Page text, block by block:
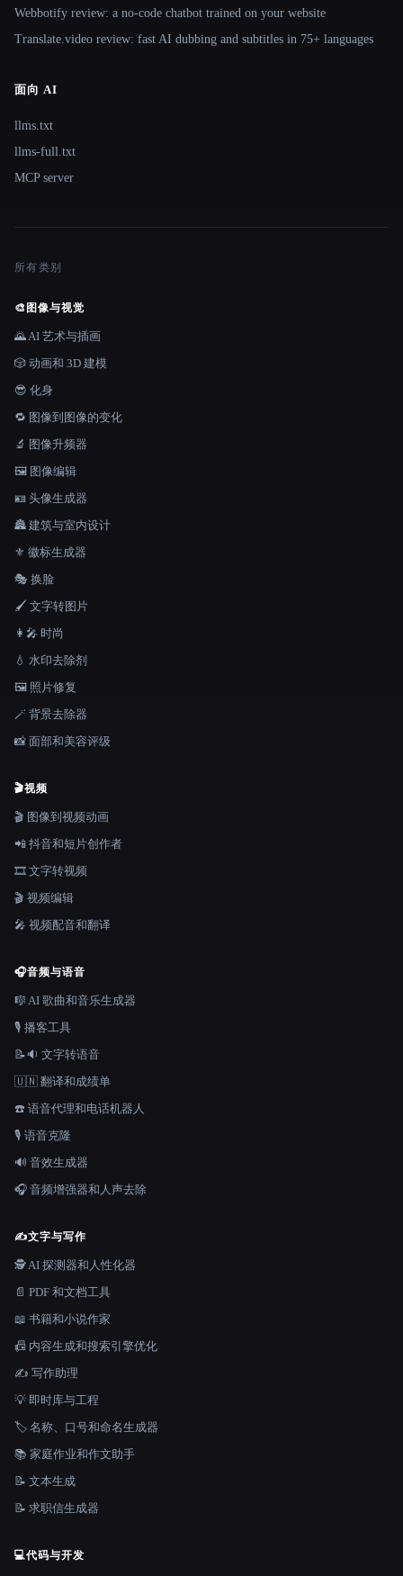
Webbotify review: a no-code chatbot trained on your website
Translate.video review: fast AI dubbing and subtitles in 75+ languages
面向 AI
llms.txt
llms-full.txt
MCP server
所有类别
🎨 图像与视觉
🌄 AI 艺术与插画
🎲 动画和 3D 建模
😎 化身
🔁 图像到图像的变化
🔬 图像升频器
🖼️ 图像编辑
🪪 头像生成器
🏯 建筑与室内设计
⚜️ 徽标生成器
🎭 换脸
🖌️ 文字转图片
👩‍🎤 时尚
💧 水印去除剂
🖼️ 照片修复
🪄 背景去除器
📸 面部和美容评级
🎬视频
🎬 图像到视频动画
📲 抖音和短片创作者
🎞️ 文字转视频
🎬 视频编辑
🎤 视频配音和翻译
🎧音频与语音
🎼 AI 歌曲和音乐生成器
🎙️ 播客工具
📝🔉 文字转语音
🇺🇳 翻译和成绩单
☎️ 语音代理和电话机器人
🎙️ 语音克隆
🔊 音效生成器
🎧 音频增强器和人声去除
✍️文字与写作
🕵️ AI 探测器和人性化器
📄 PDF 和文档工具
📖 书籍和小说作家
📠 内容生成和搜索引擎优化
✍️ 写作助理
💡 即时库与工程
🏷️ 名称、口号和命名生成器
📚 家庭作业和作文助手
📝 文本生成
📝 求职信生成器
💻代码与开发